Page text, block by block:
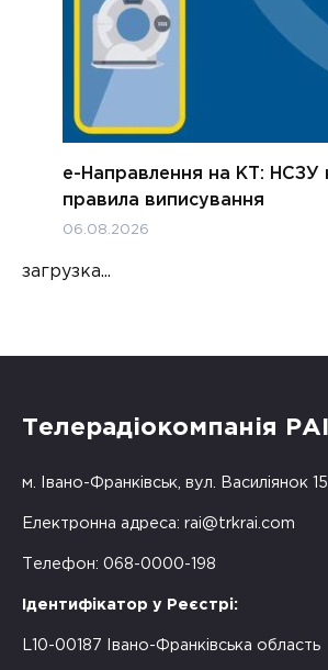
е-Направлення на КТ: НСЗУ
правила виписування
06.08.2026
загрузка...
Телерадіокомпанія РАІ
м. Івано-Франківськ, вул. Василіянок
Електронна адреса: rai@trkrai.com
Телефон: 068-0000-198
Ідентифікатор у Реєстрі:
L10-00187 Івано-Франківська область